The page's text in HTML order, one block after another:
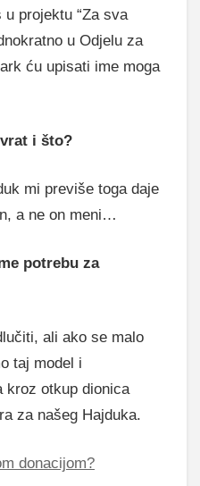
u projektu “Za sva
u Odjelu za
ću upisati ime moga
i što?
mi previše toga daje
a ne on meni…
potrebu za
ali ako se malo
taj model i
kroz otkup dionica
za našeg Hajduka.
donacijom?